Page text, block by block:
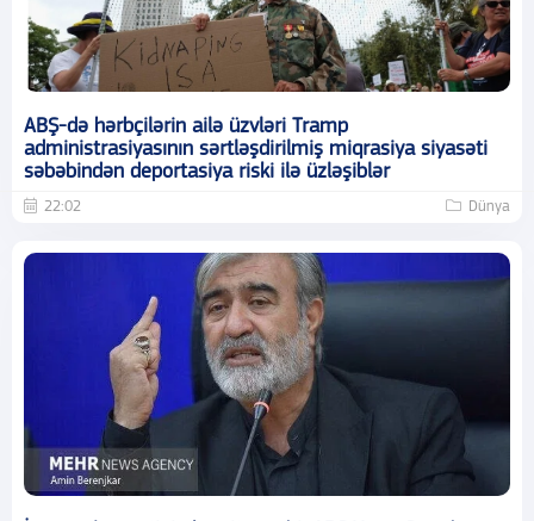
ABŞ-də hərbçilərin ailə üzvləri Tramp
administrasiyasının sərtləşdirilmiş miqrasiya siyasəti
səbəbindən deportasiya riski ilə üzləşiblər
22:02 Dünya